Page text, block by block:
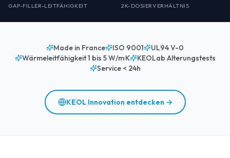
GAP-FILLER-LEITFÄHIGKEIT 2K-DOSIERVERHÄLTNIS
Made in France ISO 9001
UL94 V-0
Wärmeleitfähigkeit 1 bis 5 W/m·K
KEOLab Alterungstests
Service < 24h
KEOL Innovation entdecken →